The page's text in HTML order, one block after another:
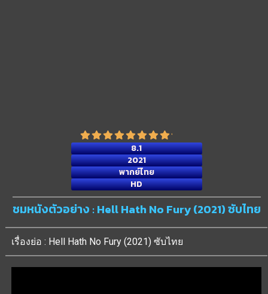
8.1
2021
พากย์ไทย
HD
ชมหนังตัวอย่าง : Hell Hath No Fury (2021) ซับไทย
เรื่องย่อ : Hell Hath No Fury (2021) ซับไทย